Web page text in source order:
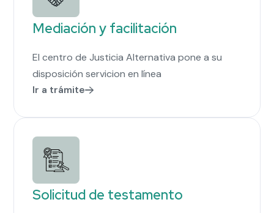
Mediación y facilitación
El centro de Justicia Alternativa pone a su
disposición servicion en línea
Ir a trámite
Solicitud de testamento